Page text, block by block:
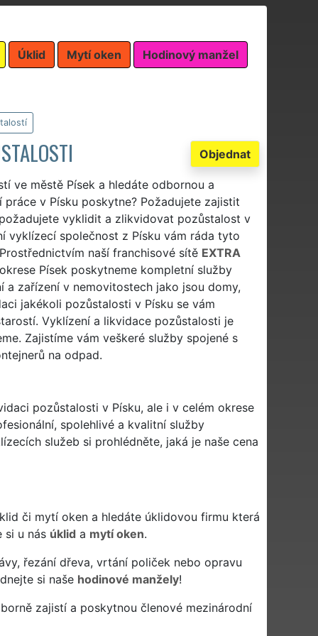
Úklid Mytí oken Hodinový manžel
Objednat
ve městě Písek a hledáte odbornou a
v Písku poskytne? Požadujete zajistit
vyklidit a zlikvidovat pozůstalost v
vyklízecí společnost z Písku vám ráda tyto
naší franchisové sítě EXTRA
Písek poskytneme kompletní služby
zařízení v nemovitostech jako jsou domy,
jakékoli pozůstalosti v Písku se vám
Vyklízení a likvidace pozůstalosti je
Zajistíme vám veškeré služby spojené s
na odpad.
pozůstalosti v Písku, ale i v celém okrese
spolehlivé a kvalitní služby
služeb si prohlédněte, jaká je naše cena
či mytí oken a hledáte úklidovou firmu která
si u nás úklid a mytí oken.
řezání dřeva, vrtání poliček nebo opravu
si naše hodinové manžely!
zajistí a poskytnou členové mezinárodní